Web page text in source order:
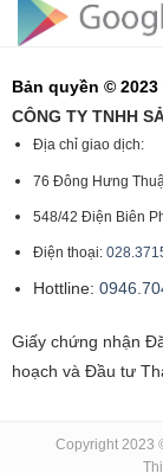
Bản quyền ©
CÔNG TY TNHH
Địa chỉ giao dịch:
76 Đông Hưng
548/42 Điện Biên
Điện thoại:
Hottline:
Giấy chứng nhận
hoạch và Đầu tư
Copyright 2023